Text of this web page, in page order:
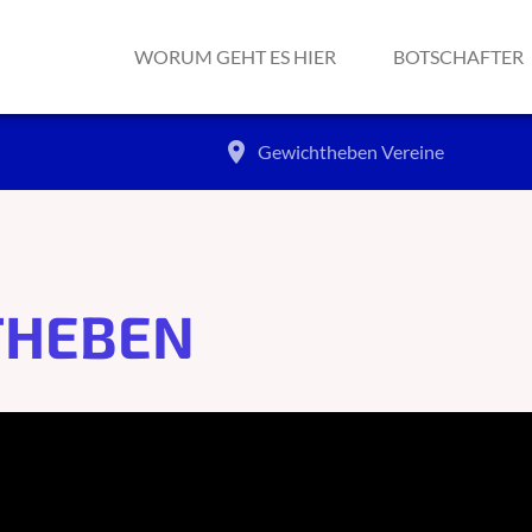
WORUM GEHT ES HIER BOTSCHAFTER
place Gewichtheben Vereine